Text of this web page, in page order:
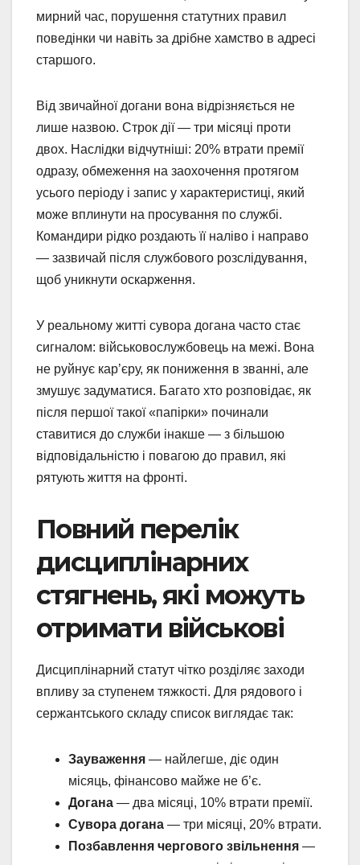
мирний час, порушення статутних правил
поведінки чи навіть за дрібне хамство в адресі
старшого.
Від звичайної догани вона відрізняється не
лише назвою. Строк дії — три місяці проти
двох. Наслідки відчутніші: 20% втрати премії
одразу, обмеження на заохочення протягом
усього періоду і запис у характеристиці, який
може вплинути на просування по службі.
Командири рідко роздають її наліво і направо
— зазвичай після службового розслідування,
щоб уникнути оскарження.
У реальному житті сувора догана часто стає
сигналом: військовослужбовець на межі. Вона
не руйнує кар’єру, як пониження в званні, але
змушує задуматися. Багато хто розповідає, як
після першої такої «папірки» починали
ставитися до служби інакше — з більшою
відповідальністю і повагою до правил, які
рятують життя на фронті.
Повний перелік
дисциплінарних
стягнень, які можуть
отримати військові
Дисциплінарний статут чітко розділяє заходи
впливу за ступенем тяжкості. Для рядового і
сержантського складу список виглядає так:
Зауваження — найлегше, діє один
місяць, фінансово майже не б’є.
Догана — два місяці, 10% втрати премії.
Сувора догана — три місяці, 20% втрати.
Позбавлення чергового звільнення —